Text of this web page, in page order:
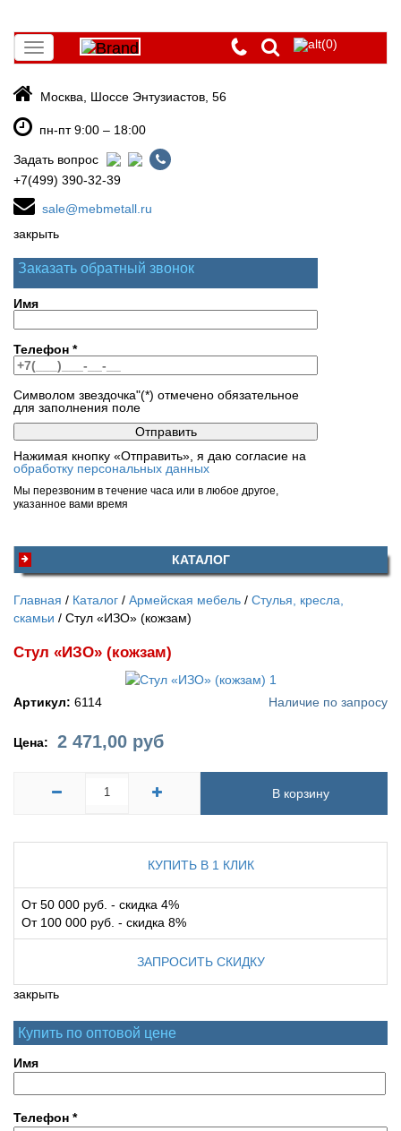
Toggle
navigation
(0)
Москва, Шоссе Энтузиастов, 56
пн-пт 9:00 – 18:00
Задать вопрос
+7(499) 390-32-39
sale@mebmetall.ru
закрыть
Заказать обратный звонок
Имя
Телефон *
Символом звездочка"(*) отмечено обязательное
для заполнения поле
Нажимая кнопку «Отправить», я даю согласие на
обработку персональных данных
Мы перезвоним в течение часа или в любое другое,
указанное вами время
КАТАЛОГ
Главная Каталог Армейская мебель
Стулья, кресла,
скамьи
Стул «ИЗО» (кожзам)
Стул «ИЗО» (кожзам)
Артикул: 6114 Наличие по запросу
Цена: 2 471,00 руб
В корзину
КУПИТЬ В 1 КЛИК
От 50 000 руб. - скидка 4%
От 100 000 руб. - скидка 8%
ЗАПРОСИТЬ СКИДКУ
закрыть
Купить по оптовой цене
Имя
Телефон *